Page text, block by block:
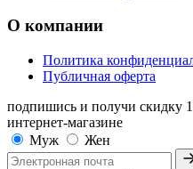
О компании
Политика
Публичная оферта
подпишись и получи скидку
интернет-магазине
Муж
Жен